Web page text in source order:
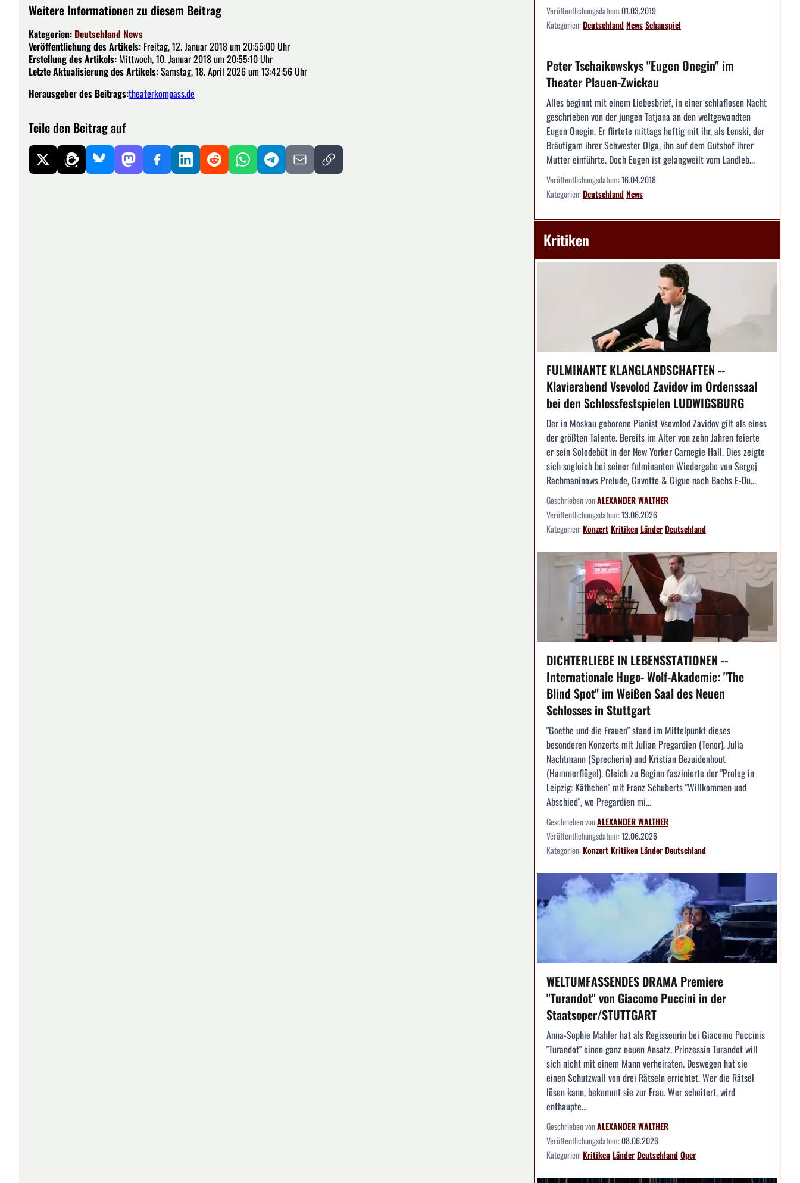
Weitere Informationen zu diesem Beitrag
Kategorien: Deutschland News
Veröffentlichung des Artikels: Freitag, 12. Januar 2018 um 20:55:00 Uhr
Erstellung des Artikels: Mittwoch, 10. Januar 2018 um 20:55:10 Uhr
Letzte Aktualisierung des Artikels:Samstag, 18. April 2026 um 13:42:56 Uhr
Herausgeber des Beitrags:theaterkompass.de
Teile den Beitrag auf
Veröffentlichungsdatum:01.03.2019
Kategorien:DeutschlandNewsSchauspiel
Peter Tschaikowskys "Eugen Onegin" im
Theater Plauen-Zwickau
Alles beginnt mit einem Liebesbrief, in einer schlaflosen Nacht
geschrieben von der jungen Tatjana an den weltgewandten
Eugen Onegin. Er flirtete mittags heftig mit ihr, als Lenski, der
Bräutigam ihrer Schwester Olga, ihn auf dem Gutshof ihrer
Mutter einführte. Doch Eugen ist gelangweilt vom Landleb...
Veröffentlichungsdatum:16.04.2018
Kategorien:DeutschlandNews
Kritiken
FULMINANTE KLANGLANDSCHAFTEN --
Klavierabend Vsevolod Zavidov im Ordenssaal
bei den Schlossfestspielen LUDWIGSBURG
Der in Moskau geborene Pianist Vsevolod Zavidov gilt als eines
der größten Talente. Bereits im Alter von zehn Jahren feierte
er sein Solodebüt in der New Yorker Carnegie Hall. Dies zeigte
sich sogleich bei seiner fulminanten Wiedergabe von Sergej
Rachmaninows Prelude, Gavotte & Gigue nach Bachs E-Du...
Geschrieben vonALEXANDER WALTHER
Veröffentlichungsdatum:13.06.2026
Kategorien:KonzertKritikenLänderDeutschland
DICHTERLIEBE IN LEBENSSTATIONEN --
Internationale Hugo- Wolf-Akademie: "The
Blind Spot" im Weißen Saal des Neuen
Schlosses in Stuttgart
"Goethe und die Frauen" stand im Mittelpunkt dieses
besonderen Konzerts mit Julian Pregardien (Tenor), Julia
Nachtmann (Sprecherin) und Kristian Bezuidenhout
(Hammerflügel). Gleich zu Beginn faszinierte der "Prolog in
Leipzig: Käthchen" mit Franz Schuberts "Willkommen und
Abschied", wo Pregardien mi...
Geschrieben vonALEXANDER WALTHER
Veröffentlichungsdatum:12.06.2026
Kategorien:KonzertKritikenLänderDeutschland
WELTUMFASSENDES DRAMA Premiere
"Turandot" von Giacomo Puccini in der
Staatsoper/STUTTGART
Anna-Sophie Mahler hat als Regisseurin bei Giacomo Puccinis
"Turandot" einen ganz neuen Ansatz. Prinzessin Turandot will
sich nicht mit einem Mann verheiraten. Deswegen hat sie
einen Schutzwall von drei Rätseln errichtet. Wer die Rätsel
lösen kann, bekommt sie zur Frau. Wer scheitert, wird
enthaupte...
Geschrieben vonALEXANDER WALTHER
Veröffentlichungsdatum:08.06.2026
Kategorien:KritikenLänderDeutschlandOper